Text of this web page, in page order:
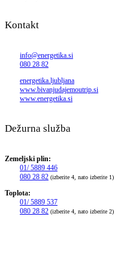
Kontakt
info@energetika.si
080 28 82
energetika.ljubljana
www.bivanjudajemoutrip.si
www.energetika.si
Dežurna služba
Zemeljski plin:
01/ 5889 446
080 28 82 (izberite 4, nato izberite 1)
Toplota:
01/ 5889 537
080 28 82 (izberite 4, nato izberite 2)